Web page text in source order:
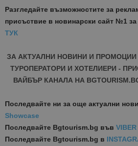
Разгледайте възможностите за
присъствие в новинарски сайт №1
ТУК
ЗА АКТУАЛНИ НОВИНИ И
ТУРОПЕРАТОРИ И ХОТЕЛИЕРИ -
ВАЙБЪР КАНАЛА НА
Последвайте ни за още актуални
Showcase
Последвайте Bgtourism.bg във VIBER
Последвайте Bgtourism.bg в